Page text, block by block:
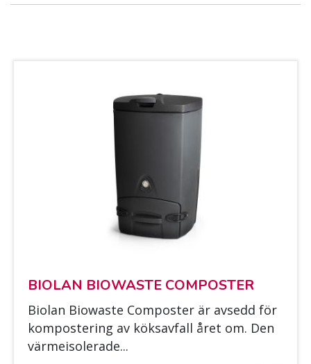
BIO­LAN BIOWAS­TE COM­POS­TER
Bio­lan Biowas­te Com­pos­ter är av­sedd för
kom­pos­te­ring av kök­sav­fall året om. Den
vär­mei­so­le­ra­de...